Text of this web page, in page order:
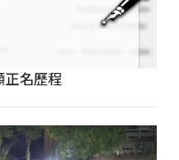
名歷程